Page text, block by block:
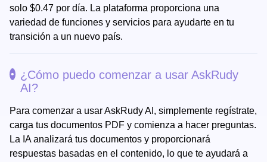
solo $0.47 por día. La plataforma proporciona una
variedad de funciones y servicios para ayudarte en tu
transición a un nuevo país.
¿Cómo puedo comenzar a usar AskRudy
AI?
Para comenzar a usar AskRudy AI, simplemente regístrate,
carga tus documentos PDF y comienza a hacer preguntas.
La IA analizará tus documentos y proporcionará
respuestas basadas en el contenido, lo que te ayudará a